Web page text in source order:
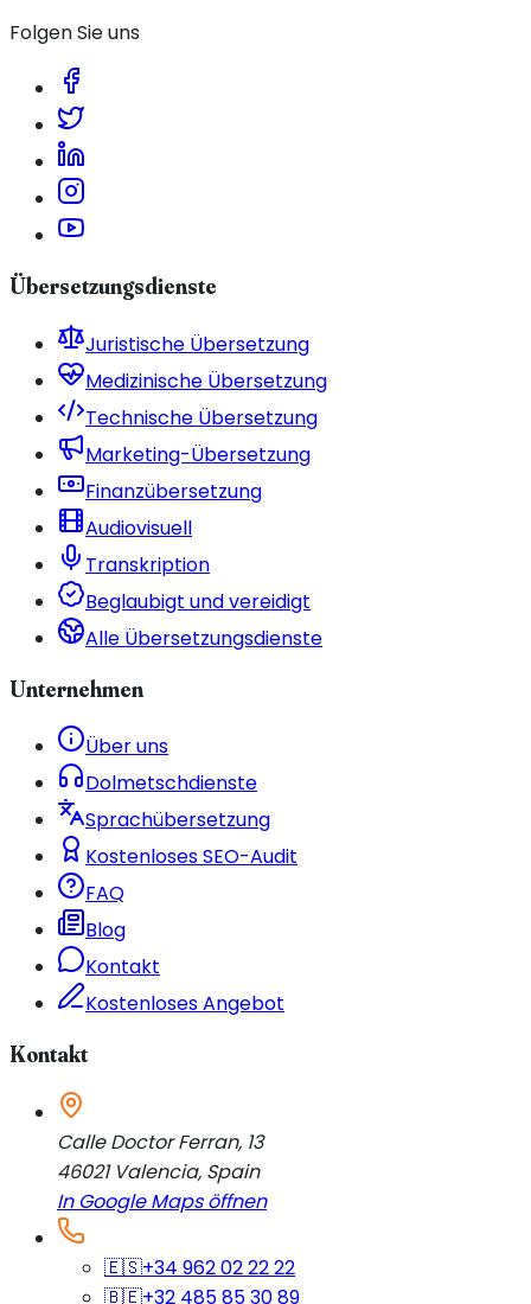
Folgen Sie uns
Übersetzungsdienste
Juristische Übersetzung
Medizinische Übersetzung
Technische Übersetzung
Marketing-Übersetzung
Finanzübersetzung
Audiovisuell
Transkription
Beglaubigt und vereidigt
Alle Übersetzungsdienste
Unternehmen
Über uns
Dolmetschdienste
Sprachübersetzung
Kostenloses SEO-Audit
FAQ
Blog
Kontakt
Kostenloses Angebot
Kontakt
Calle Doctor Ferran, 13
46021 Valencia, Spain
In Google Maps öffnen
🇪🇸+34 962 02 22 22
🇧🇪+32 485 85 30 89